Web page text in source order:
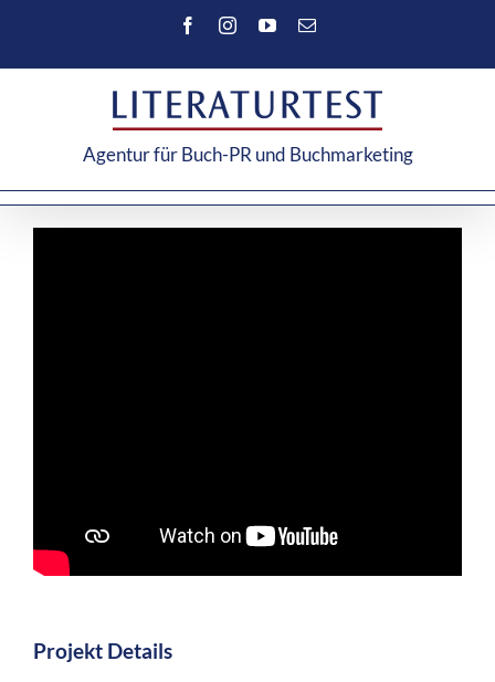
springen
FacebookInstagramYouTube
E-
Agentur für Buch-PR und Buchmarketing
Projekt Details